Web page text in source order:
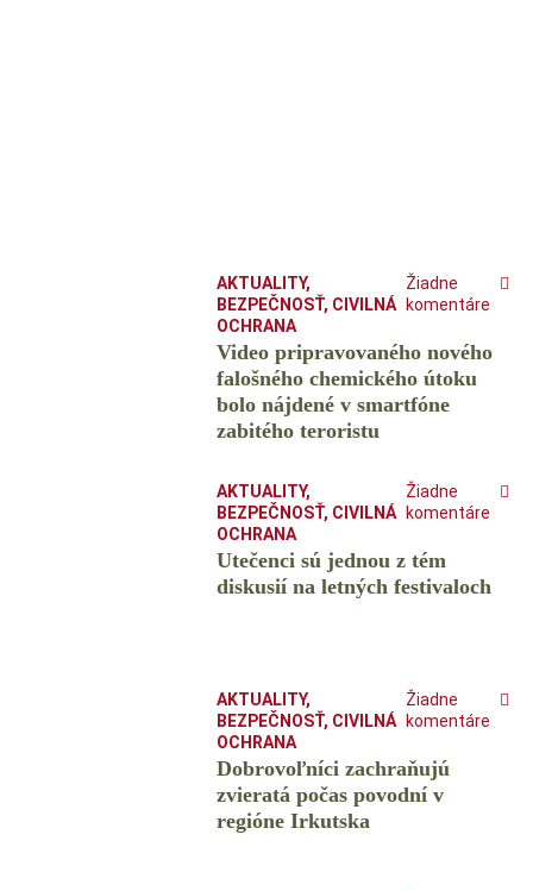
AKTUALITY,
BEZPEČNOSŤ, CIVILNÁ
OCHRANA
Žiadne
komentáre
Video pripravovaného nového
falošného chemického útoku
bolo nájdené v smartfóne
zabitého teroristu
AKTUALITY,
BEZPEČNOSŤ, CIVILNÁ
OCHRANA
Žiadne
komentáre
Utečenci sú jednou z tém
diskusií na letných festivaloch
AKTUALITY,
BEZPEČNOSŤ, CIVILNÁ
OCHRANA
Žiadne
komentáre
Dobrovoľníci zachraňujú
zvieratá počas povodní v
regióne Irkutska